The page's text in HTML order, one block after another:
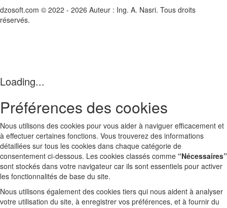
dzosoft.com © 2022 - 2026 Auteur : Ing. A. Nasri. Tous droits
réservés.
Loading...
Préférences des cookies
Nous utilisons des cookies pour vous aider à naviguer efficacement et
à effectuer certaines fonctions. Vous trouverez des informations
détaillées sur tous les cookies dans chaque catégorie de
consentement ci-dessous. Les cookies classés comme “Nécessaires”
sont stockés dans votre navigateur car ils sont essentiels pour activer
les fonctionnalités de base du site.
Nous utilisons également des cookies tiers qui nous aident à analyser
votre utilisation du site, à enregistrer vos préférences, et à fournir du